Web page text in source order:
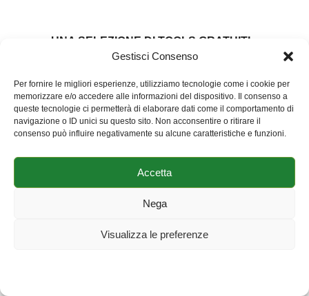
Gestisci Consenso
Per fornire le migliori esperienze, utilizziamo tecnologie come i cookie per
memorizzare e/o accedere alle informazioni del dispositivo. Il consenso a
queste tecnologie ci permetterà di elaborare dati come il comportamento di
navigazione o ID unici su questo sito. Non acconsentire o ritirare il
consenso può influire negativamente su alcune caratteristiche e funzioni.
Accetta
Nega
Visualizza le preferenze
UNA SELEZIONE DI TOOLS GRATUITI